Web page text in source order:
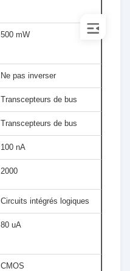
500 mW
Ne pas inverser
Transcepteurs de bus
Transcepteurs de bus
100 nA
2000
Circuits intégrés logiques
80 uA
CMOS